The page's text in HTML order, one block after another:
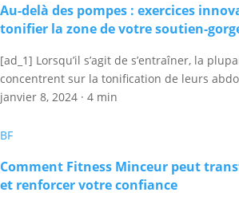
Au-delà des pompes : exercices
tonifier la zone de votre soutien-
[ad_1] Lorsqu’il s’agit de s’entraîner, la
concentrent sur la tonification de leurs
janvier 8, 2024 · 4 min
BF
Comment Fitness Minceur peut
et renforcer votre confiance